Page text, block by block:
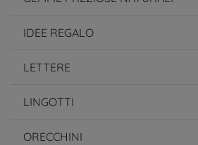
IDEE REGALO
LETTERE
LINGOTTI
ORECCHINI